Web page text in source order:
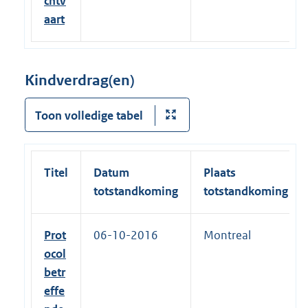
aart
Kindverdrag(en)
Toon volledige tabel
Titel
Datum
totstandkoming
Plaats
totstandkoming
Prot
ocol
betr
effe
06-10-2016 Montreal